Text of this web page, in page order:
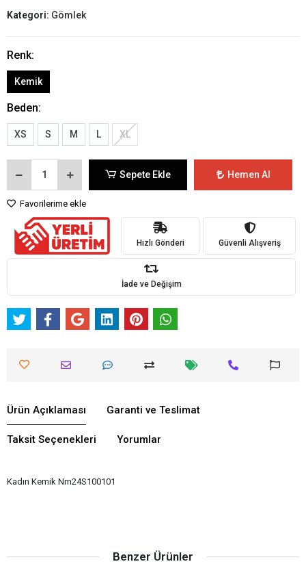
Kategori: Gömlek
Renk:
Kemik
Beden:
XS S M L XL
Sepete Ekle Hemen Al
Favorilerime ekle
Hızlı Gönderi Güvenli Alışveriş
İade ve Değişim
Ürün Açıklaması Garanti ve Teslimat
Taksit Seçenekleri Yorumlar
Kadın Kemik Nm24S100101
Benzer Ürünler